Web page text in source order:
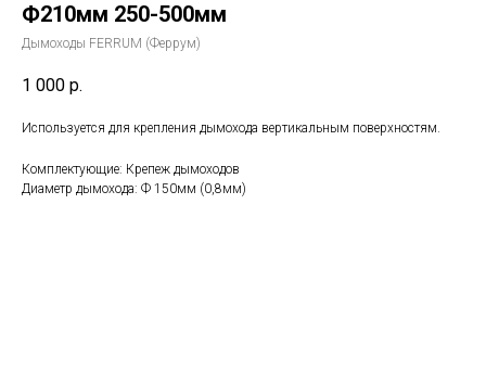
Ф210мм 250-500мм
Дымоходы FERRUM (Феррум)
1 000 р.
Используется для крепления дымохода вертикальным поверхностям.
Комплектующие: Крепеж дымоходов
Диаметр дымохода: Ф 150мм (0,8мм)